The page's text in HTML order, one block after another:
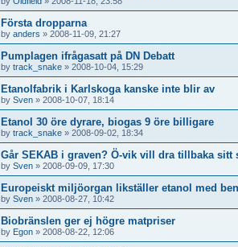
Första dropparna
by anders » 2008-11-09, 21:27
Pumplagen ifrågasatt på DN Debatt
by track_snake » 2008-10-04, 15:29
Etanolfabrik i Karlskoga kanske inte blir av
by Sven » 2008-10-07, 18:14
Etanol 30 öre dyrare, biogas 9 öre billigare
by track_snake » 2008-09-02, 18:34
Går SEKAB i graven? Ö-vik vill dra tillbaka sitt
by Sven » 2008-09-09, 17:30
Europeiskt miljöorgan likställer etanol med
by Sven » 2008-08-27, 10:42
Biobränslen ger ej högre matpriser
by Egon » 2008-08-22, 12:06